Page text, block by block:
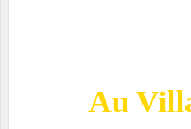
Au